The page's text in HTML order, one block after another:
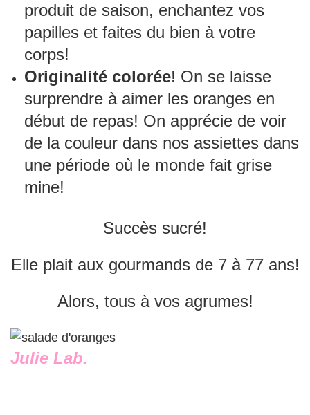
produit de saison, enchantez vos
papilles et faites du bien à votre
corps!
Originalité colorée! On se laisse
surprendre à aimer les oranges en
début de repas! On apprécie de voir
de la couleur dans nos assiettes dans
une période où le monde fait grise
mine!
Succès sucré!
Elle plait aux gourmands de 7 à 77 ans!
Alors, tous à vos agrumes!
Julie Lab.